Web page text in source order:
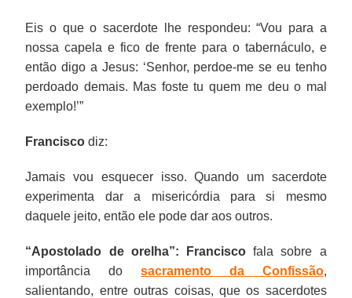
Eis o que o sacerdote lhe respondeu: “Vou para a
nossa capela e fico de frente para o tabernáculo, e
então digo a Jesus: ‘Senhor, perdoe-me se eu tenho
perdoado demais. Mas foste tu quem me deu o mal
exemplo!’”
Francisco diz:
Jamais vou esquecer isso. Quando um sacerdote
experimenta dar a misericórdia para si mesmo
daquele jeito, então ele pode dar aos outros.
“Apostolado de orelha”: Francisco fala sobre a
importância do sacramento da Confissão,
salientando, entre outras coisas, que os sacerdotes